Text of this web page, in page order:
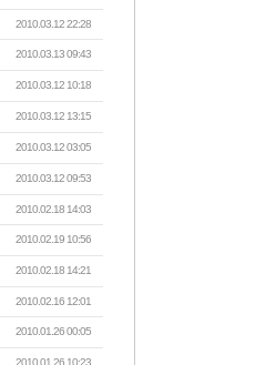
2010.03.12 22:28
2010.03.13 09:43
2010.03.12 10:18
2010.03.12 13:15
2010.03.12 03:05
2010.03.12 09:53
2010.02.18 14:03
2010.02.19 10:56
2010.02.18 14:21
2010.02.16 12:01
2010.01.26 00:05
2010.01.26 10:23